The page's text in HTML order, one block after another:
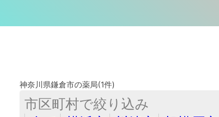
神奈川県鎌倉市の薬局(1件)
市区町村で絞り込み